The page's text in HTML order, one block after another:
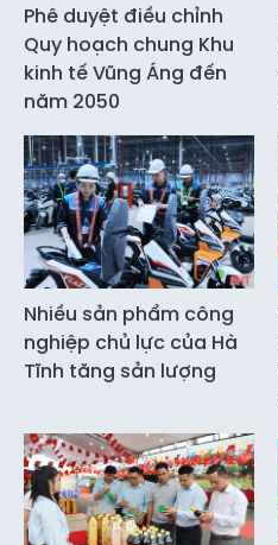
Phê duyệt điều chỉnh
Quy hoạch chung Khu
kinh tế Vũng Áng đến
năm 2050
Nhiều sản phẩm công
nghiệp chủ lực của Hà
Tĩnh tăng sản lượng